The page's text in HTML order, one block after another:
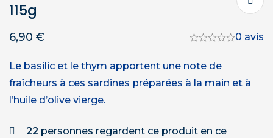
115g
6,90 € 0 avis
Le basilic et le thym apportent une note de
fraîcheurs à ces sardines préparées à la main et à
l’huile d’olive vierge.
22 personnes regardent ce produit en ce